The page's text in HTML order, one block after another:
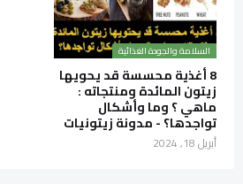
السلامة والجودة الغذائية
8 أغذية محسسة قد يحويها
زيتون المائدة ومنتجاته :
ماهي ؟ وما وأشكال
تواجدها؟ - مدونة زيتونيات
أبريل 18, 2024